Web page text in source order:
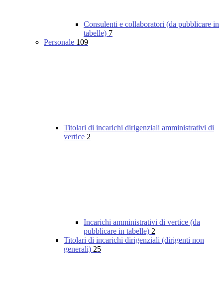
Consulenti e collaboratori (da pubblicare in
tabelle) 7
Personale 109
Titolari di incarichi dirigenziali amministrativi di
vertice 2
Incarichi amministrativi di vertice (da
pubblicare in tabelle) 2
Titolari di incarichi dirigenziali (dirigenti non
generali) 25